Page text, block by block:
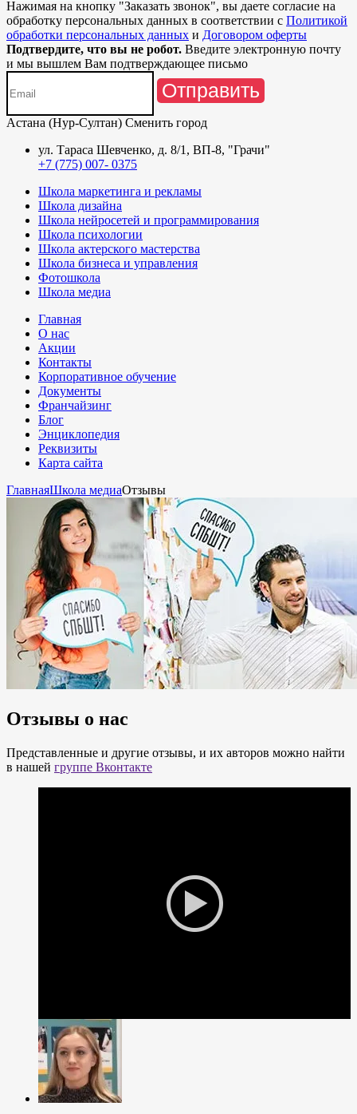
Нажимая на кнопку "Заказать звонок", вы даете согласие на
обработку персональных данных в соответствии с Политикой
обработки персональных данных и Договором оферты
Подтвердите, что вы не робот. Введите электронную почту
и мы вышлем Вам подтверждающее письмо
Отправить
Астана (Нур-Султан) Сменить город
ул. Тараса Шевченко, д. 8/1, ВП-8, "Грачи"
+7 (775) 007- 0375
Школа маркетинга и рекламы
Школа дизайна
Школа нейросетей и программирования
Школа психологии
Школа актерского мастерства
Школа бизнеса и управления
Фотошкола
Школа медиа
Главная
О нас
Акции
Контакты
Корпоративное обучение
Документы
Франчайзинг
Блог
Энциклопедия
Реквизиты
Карта сайта
ГлавнаяШкола медиаОтзывы
Отзывы о нас
Представленные и другие отзывы, и их авторов можно найти
в нашей группе Вконтакте